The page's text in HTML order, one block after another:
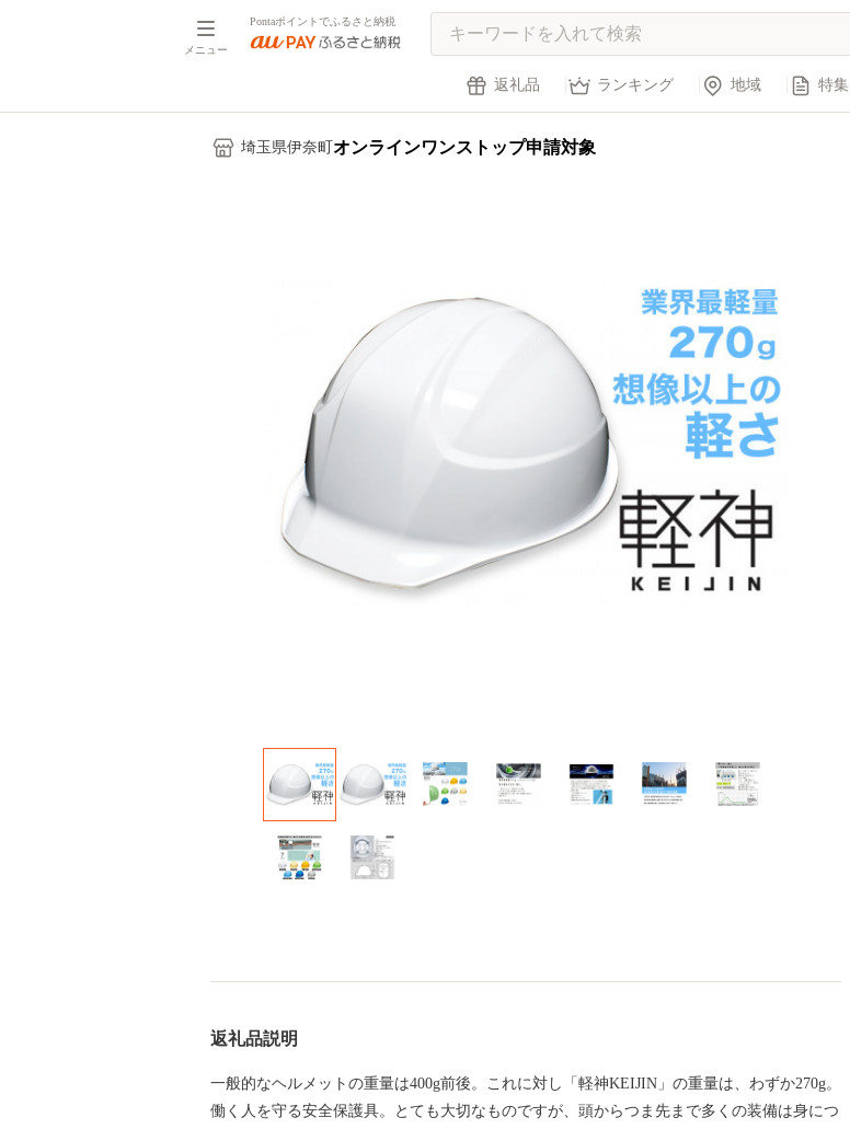
メニュー
Pontaポイントでふるさと納税
返礼品 ランキング 地域 特集
埼玉県伊奈町 オンラインワンストップ申請対象
返礼品説明
一般的なヘルメットの重量は400g前後。これに対し「軽神KEIJIN」の重量は、わずか270g。
働く人を守る安全保護具。とても大切なものですが、頭からつま先まで多くの装備は身につ